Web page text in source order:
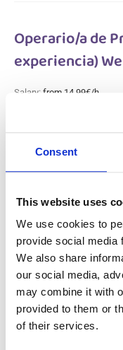
Consent
This website uses
We use cookies to
provide social media
We also share
our social media,
may combine it with
provided to them or
of their services.
Operario/a de
experiencia)
Salary: from 14,99€/h
Operario
metalúrgica
Salary:from 14,99€/h